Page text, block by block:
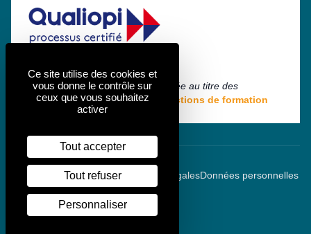
La certification qualité a été délivrée au titre des
catégories d'actions suivantes :
Actions de formation
byCom & cie : agence de communication à Chalon-
Mentions légalesDonnées personnelles
Eléments légauxGestion des cookies
Ce site utilise des cookies et
vous donne le contrôle sur
ceux que vous souhaitez
activer
Tout accepter
Tout refuser
Personnaliser